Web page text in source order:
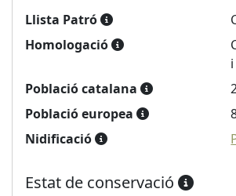
Llista Patró
Homologació
Població catalana
Població europea
Nidificació
Estat de conservació